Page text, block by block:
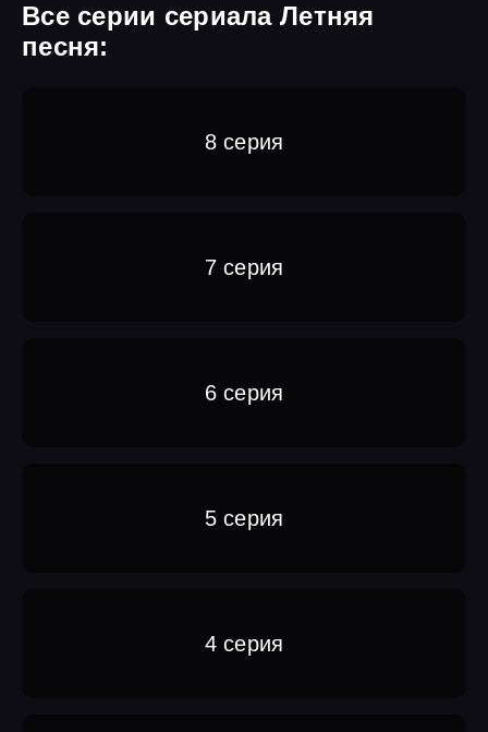
Все серии сериала Летняя
песня:
8 серия
7 серия
6 серия
5 серия
4 серия